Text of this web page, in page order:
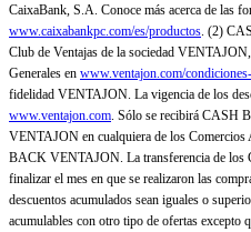
CaixaBank, S.A. Conoce más acerca de las
www.caixabankpc.com/es/productos. (2)
Club de Ventajas de la sociedad
Generales en www.ventajon.com/
fidelidad VENTAJON. La vigencia de los
www.ventajon.com. Sólo se recibirá CASH
VENTAJON en cualquiera de los
BACK VENTAJON. La transferencia de los
finalizar el mes en que se realizaron las
descuentos acumulados sean iguales o
acumulables con otro tipo de ofertas